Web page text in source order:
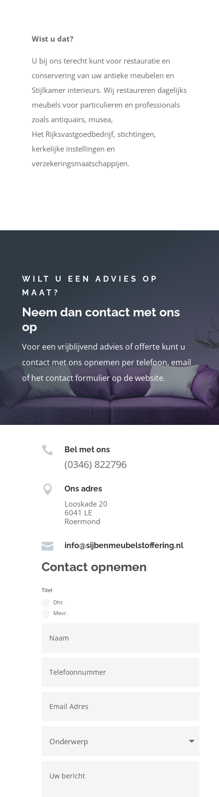
Wist u dat?
U bij ons terecht kunt voor restauratie en
conservering van uw antieke meubelen en
Stijlkamer interieurs. Wij restaureren dagelijks
meubels voor particulieren en professionals
zoals antiquairs, musea,
Het Rijksvastgoedbedrijf, stichtingen,
kerkelijke instellingen en
verzekeringsmaatschappijen.
WILT U EEN ADVIES OP
MAAT?
Neem dan contact met ons
op
Voor een vrijblijvend advies of offerte kunt u
contact met ons opnemen per telefoon, email
of het contact formulier op de website.
 Bel met ons
(0346) 822796
 Ons adres
Looskade 20
6041 LE
Roermond
 info@sijbenmeubelstoffering.nl
Contact opnemen
Titel
Dhr.
Mevr.